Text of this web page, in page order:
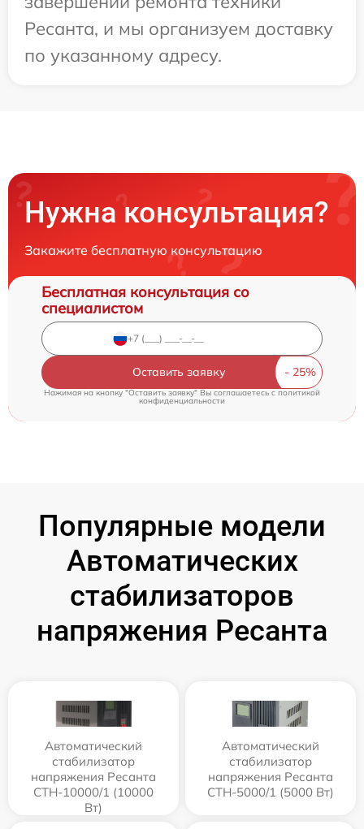
Ресанта, и мы организуем доставку
по указанному адресу.
Нужна консультация?
Закажите бесплатную консультацию
Бесплатная консультация со
специалистом
Оставить заявку
Нажимая на кнопку "Оставить заявку" Вы соглашаетесь cполитикой
конфиденциальности
Популярные модели
Автоматических
стабилизаторов
напряжения Ресанта
Автоматический
стабилизатор
напряжения Ресанта
СТН-10000/1 (10000
Вт)
Автоматический
стабилизатор
напряжения Ресанта
СТН-5000/1 (5000 Вт)